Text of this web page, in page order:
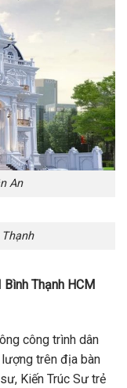
An
Bình Thạnh HCM
công trình dân
trên địa bàn
Kiến Trúc Sư trẻ